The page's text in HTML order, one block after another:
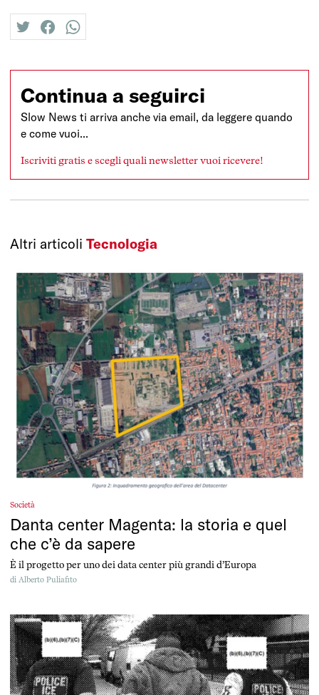
twitterfacebookwhatsapp
Continua a seguirci
Slow News ti arriva anche via email, da leggere quando
e come vuoi...
Iscriviti gratis e scegli quali newsletter vuoi ricevere!
Altri articoli Tecnologia
Società
Danta center Magenta: la storia e quel
che c’è da sapere
È il progetto per uno dei data center più grandi d’Europa
di Alberto Puliafito